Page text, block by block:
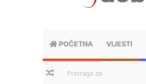
POČETNA VIJESTI
Nasumični tekstovi